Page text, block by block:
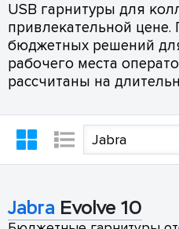
USB гарнитуры для
привлекательной цене.
бюджетных решений
рабочего места
рассчитаны на
Jabra
Jabra Evolve 10